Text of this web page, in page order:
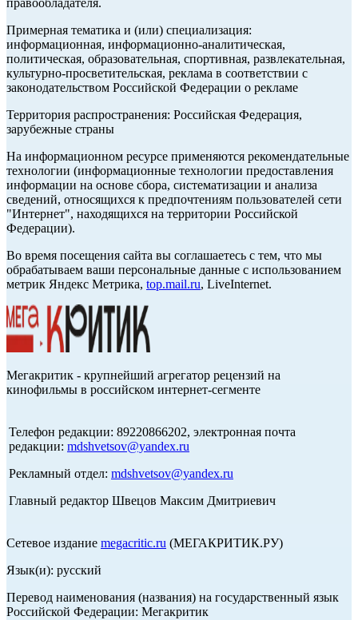
правообладателя.
Примерная тематика и (или) специализация:
информационная, информационно-аналитическая,
политическая, образовательная, спортивная, развлекательная,
культурно-просветительская, реклама в соответствии с
законодательством Российской Федерации о рекламе
Территория распространения: Российская Федерация,
зарубежные страны
На информационном ресурсе применяются рекомендательные
технологии (информационные технологии предоставления
информации на основе сбора, систематизации и анализа
сведений, относящихся к предпочтениям пользователей сети
"Интернет", находящихся на территории Российской
Федерации).
Во время посещения сайта вы соглашаетесь с тем, что мы
обрабатываем ваши персональные данные с использованием
метрик Яндекс Метрика, top.mail.ru, LiveInternet.
Мегакритик - крупнейший агрегатор рецензий на
кинофильмы в российском интернет-сегменте
Телефон редакции: 89220866202, электронная почта
редакции: mdshvetsov@yandex.ru
Рекламный отдел: mdshvetsov@yandex.ru
Главный редактор Швецов Максим Дмитриевич
Сетевое издание megacritic.ru (МЕГАКРИТИК.РУ)
Язык(и): русский
Перевод наименования (названия) на государственный язык
Российской Федерации: Мегакритик